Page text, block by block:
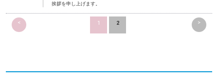
挨拶を申し上げます。
< 1 2 >